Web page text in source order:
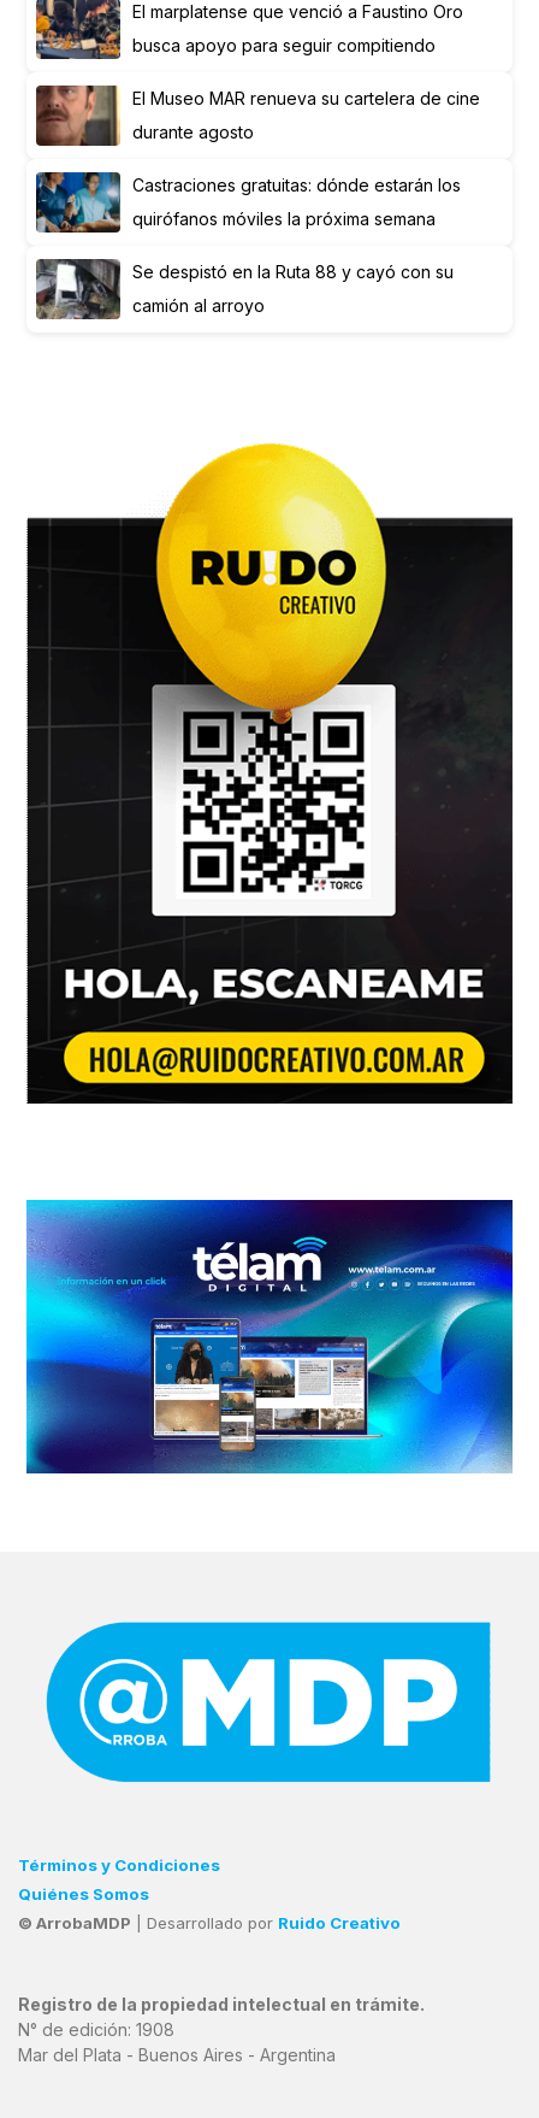
El marplatense que venció a Faustino Oro
busca apoyo para seguir compitiendo
El Museo MAR renueva su cartelera de cine
durante agosto
Castraciones gratuitas: dónde estarán los
quirófanos móviles la próxima semana
Se despistó en la Ruta 88 y cayó con su
camión al arroyo
Términos y Condiciones
Quiénes Somos
© ArrobaMDP | Desarrollado por Ruido Creativo
Registro de la propiedad intelectual en trámite.
N° de edición: 1908
Mar del Plata - Buenos Aires - Argentina